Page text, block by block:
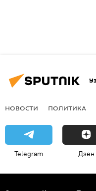
НОВОСТИ ПОЛИТИКА
Telegram Дзен